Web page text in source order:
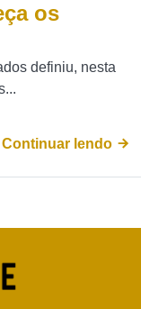
os
definiu, nesta
Continuar lendo